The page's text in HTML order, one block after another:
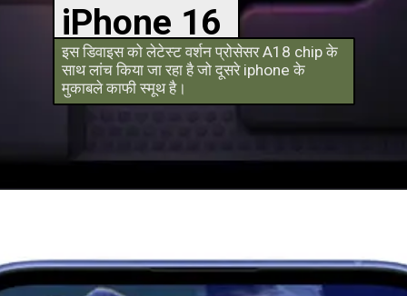
iPhone 16
इस डिवाइस को लेटेस्ट वर्शन प्रोसेसर A18 chip के
साथ लांच किया जा रहा है जो दूसरे iphone के
मुकाबले काफी स्मूथ है।